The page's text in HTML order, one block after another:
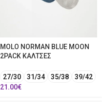
MOLO NORMAN BLUE MOON
2PACK ΚΑΛΤΣΕΣ
27/30 31/34 35/38
39/42
21.00€